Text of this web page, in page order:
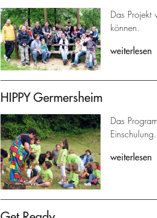
Das Projekt
können.
weiterlesen
HIPPY Germersheim
Das
Einschulung.
weiterlesen